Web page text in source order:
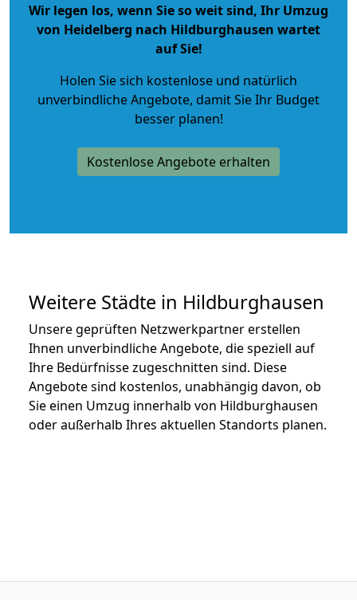
Wir legen los, wenn Sie so weit sind, Ihr Umzug
von Heidelberg nach Hildburghausen wartet
auf Sie!
Holen Sie sich kostenlose und natürlich
unverbindliche Angebote, damit Sie Ihr Budget
besser planen!
Kostenlose Angebote erhalten
Weitere Städte in Hildburghausen
Unsere geprüften Netzwerkpartner erstellen
Ihnen unverbindliche Angebote, die speziell auf
Ihre Bedürfnisse zugeschnitten sind. Diese
Angebote sind kostenlos, unabhängig davon, ob
Sie einen Umzug innerhalb von Hildburghausen
oder außerhalb Ihres aktuellen Standorts planen.